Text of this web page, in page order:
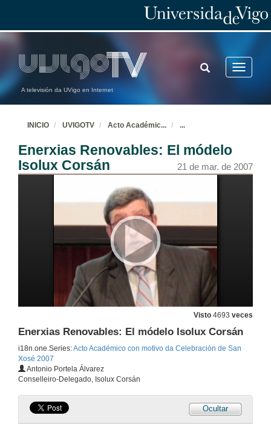
A televisión da UVigo en Internet
Toggle
TOGGLE
SEARCH
INICIO UVIGOTV Acto Académic... ...
Enerxias Renovables: El módelo
Isolux Corsán
21 de mar. de 2007
Visto 4693 veces
Enerxias Renovables: El módelo Isolux Corsán
i18n.one.Series:Acto Académico con motivo da Celebración de San
Xosé 2007
Antonio Portela Álvarez
Conselleiro-Delegado, Isolux Corsán
Ocultar